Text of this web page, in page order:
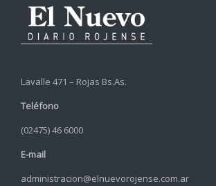
Lavalle 471 – Rojas Bs.As.
Teléfono
(02475) 46 6000
E-mail
administracion@elnuevorojense.com.ar